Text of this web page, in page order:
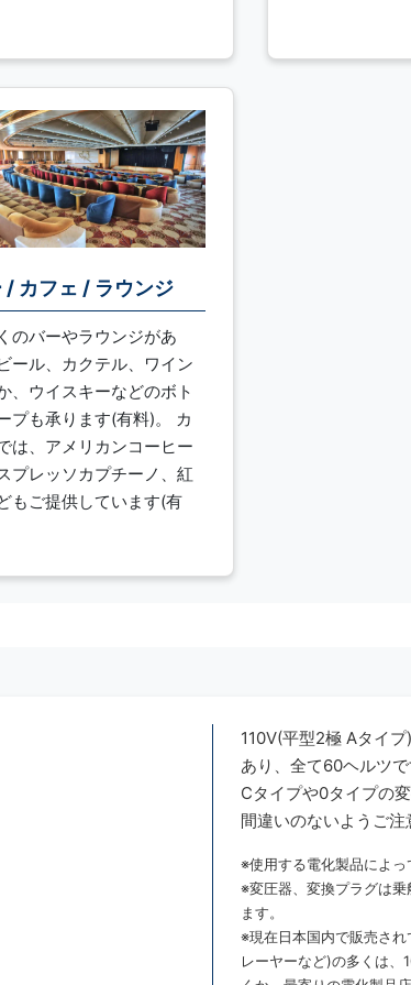
/ カフェ / ラウンジ
のバーやラウンジがあ
ール、カクテル、ワイン
、ウイスキーなどのボト
プも承ります(有料)。 カ
は、アメリカンコーヒー
プレッソカプチーノ、紅
もご提供しています(有
110V(平型2極 Aタイ
あり、全て60ヘルツ
Cタイプや0タイプの
間違いのないようご注
※使用する電化製品によっ
※変圧器、変換プラグは
ます。
※現在日本国内で販売さ
レーヤーなど)の多くは